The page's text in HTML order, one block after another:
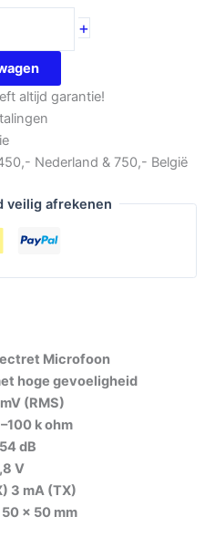
+
altijd garantie!
Nederland & 750,- België
veilig afrekenen
Microfoon
hoge gevoeligheid
(RMS)
k ohm
dB
V
3 mA (TX)
x 50 mm